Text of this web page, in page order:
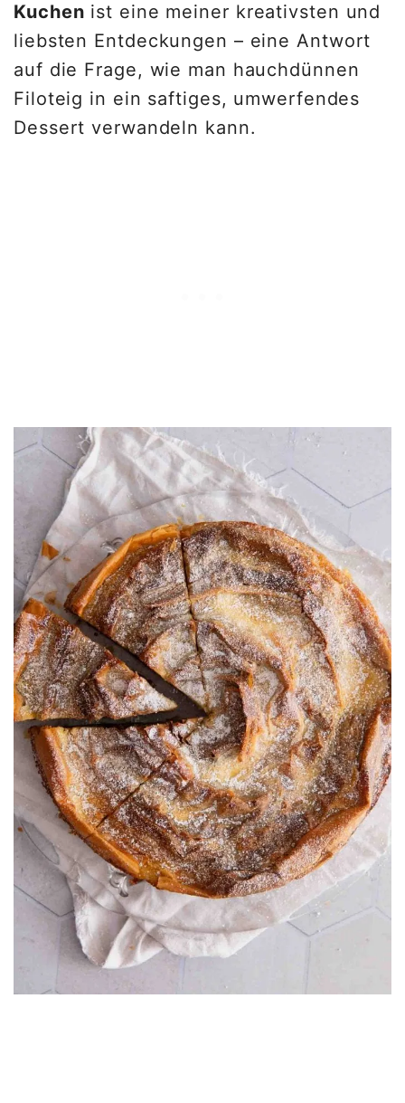
Kuchen ist eine meiner kreativsten und
liebsten Entdeckungen – eine Antwort
auf die Frage, wie man hauchdünnen
Filoteig in ein saftiges, umwerfendes
Dessert verwandeln kann.